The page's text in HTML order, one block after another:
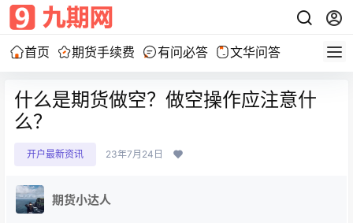
首页 期货手续费 有问必答 文华问答
什么是期货做空？做空操作应注意什
么？
开户最新资讯 23年7月24日
期货小达人